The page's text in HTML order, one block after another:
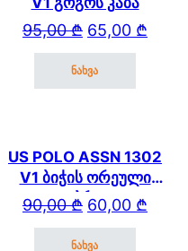
90,00 ₾.
₾.
95,00₾ Original price
65,00 ₾
Current price is:
ნახვა
95,00 ₾.
₾.
US POLO ASSN 1302
V1 ბიჭის ორეული
კაპრით
90,00₾ Original price
60,00 ₾
Current price is:
ნახვა